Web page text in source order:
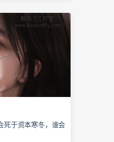
死于资本寒冬，谁会